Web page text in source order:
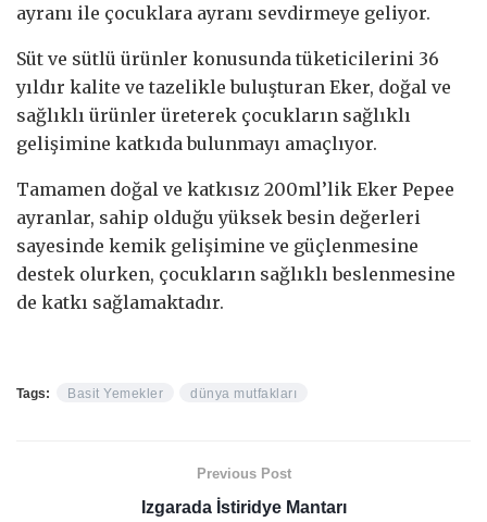
ayranı ile çocuklara ayranı sevdirmeye geliyor.
Süt ve sütlü ürünler konusunda tüketicilerini 36
yıldır kalite ve tazelikle buluşturan Eker, doğal ve
sağlıklı ürünler üreterek çocukların sağlıklı
gelişimine katkıda bulunmayı amaçlıyor.
Tamamen doğal ve katkısız 200ml’lik Eker Pepee
ayranlar, sahip olduğu yüksek besin değerleri
sayesinde kemik gelişimine ve güçlenmesine
destek olurken, çocukların sağlıklı beslenmesine
de katkı sağlamaktadır.
Tags: Basit Yemekler dünya mutfakları
Previous Post
Izgarada İstiridye Mantarı